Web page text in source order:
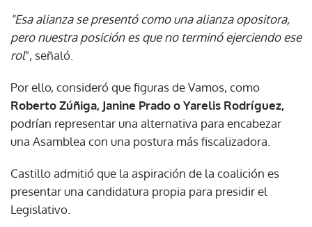
"Esa alianza se presentó como una alianza opositora,
pero nuestra posición es que no terminó ejerciendo ese
rol", señaló.
Por ello, consideró que figuras de Vamos, como
Roberto Zúñiga, Janine Prado o Yarelis Rodríguez,
podrían representar una alternativa para encabezar
una Asamblea con una postura más fiscalizadora.
Castillo admitió que la aspiración de la coalición es
presentar una candidatura propia para presidir el
Legislativo.